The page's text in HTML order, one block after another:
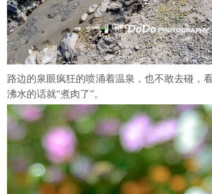
路边的泉眼疯狂的喷涌着温泉，也不敢去碰，
沸水的话就“煮肉了”。